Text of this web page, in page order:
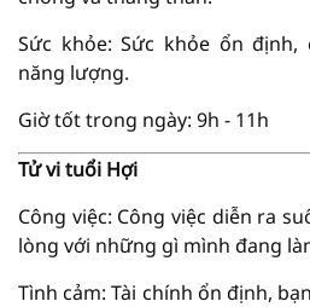
Sức khỏe: Sức khỏe ổn
năng lượng.
Giờ tốt trong ngày: 9h - 11h
Tử vi tuổi Hợi
Công việc: Công việc diễn ra
lòng với những gì mình đang
Tình cảm: Tài chính ổn định,